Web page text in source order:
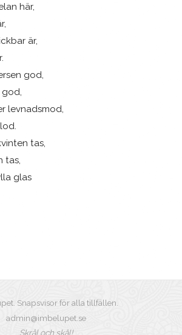
här,
är,
god,
god,
levnadsmod,
tas,
tas,
glas
Snapsvisor för alla tillfällen.
admin@imbelupet.se
Skrål och skål!